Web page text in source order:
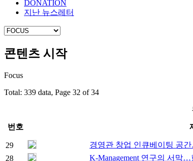
DONATION
지난 뉴스레터
콘텐츠 시작
Focus
Total: 339 data, Page 32 of 34
번호
29
경영관 창업 인큐베이팅 공
28
K-Management 연구의 서막